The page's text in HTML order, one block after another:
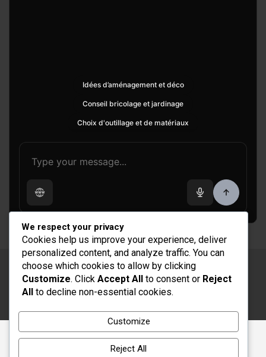
Idées d’aménagement et déco
Conseil bricolage et jardinage
Choix d'outillage et de matériaux
Copyright © 2026Rénovation et Décoration
Thème par :Theme Horse
We respect your privacy
Cookies help us improve your experience, deliver
personalized content, and analyze traffic. You can
choose which cookies to allow by clicking
Customize. Click Accept All to consent or Reject
All to decline non-essential cookies.
Customize
Reject All